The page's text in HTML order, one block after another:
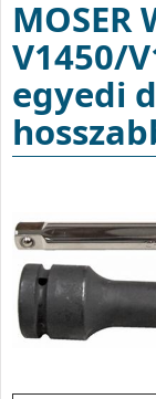
MOSER
V1450/
egyedi